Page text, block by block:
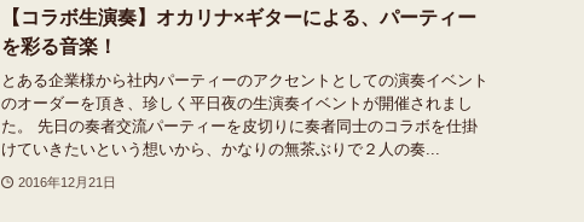
【コラボ生演奏】オカリナ×ギターによる、パーティー
を彩る音楽！
とある企業様から社内パーティーのアクセントとしての演奏イベント
のオーダーを頂き、珍しく平日夜の生演奏イベントが開催されまし
た。 先日の奏者交流パーティーを皮切りに奏者同士のコラボを仕掛
けていきたいという想いから、かなりの無茶ぶりで２人の奏...
2016年12月21日